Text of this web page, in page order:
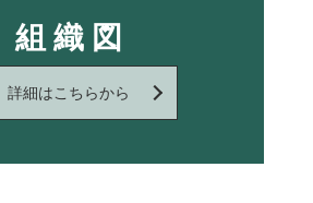
組 織 図
詳細はこちらから